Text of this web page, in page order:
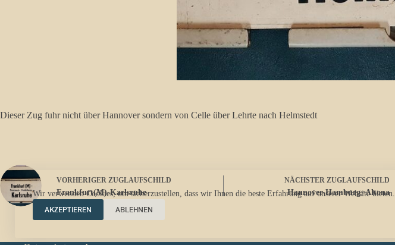
Wir verwenden Cookies, um sicherzustellen, dass wir Ihnen die beste Erfahrung auf unserer Website bieten.
AKZEPTIEREN
ABLEHNEN
Dieser Zug fuhr nicht über Hannover sondern von Celle über Lehrte nach Helmstedt
VORHERIGER ZUGLAUFSCHILD
Frankfurt(M)-Karlsruhe
NÄCHSTER ZUGLAUFSCHILD
Hannover-Hamburg=Altona